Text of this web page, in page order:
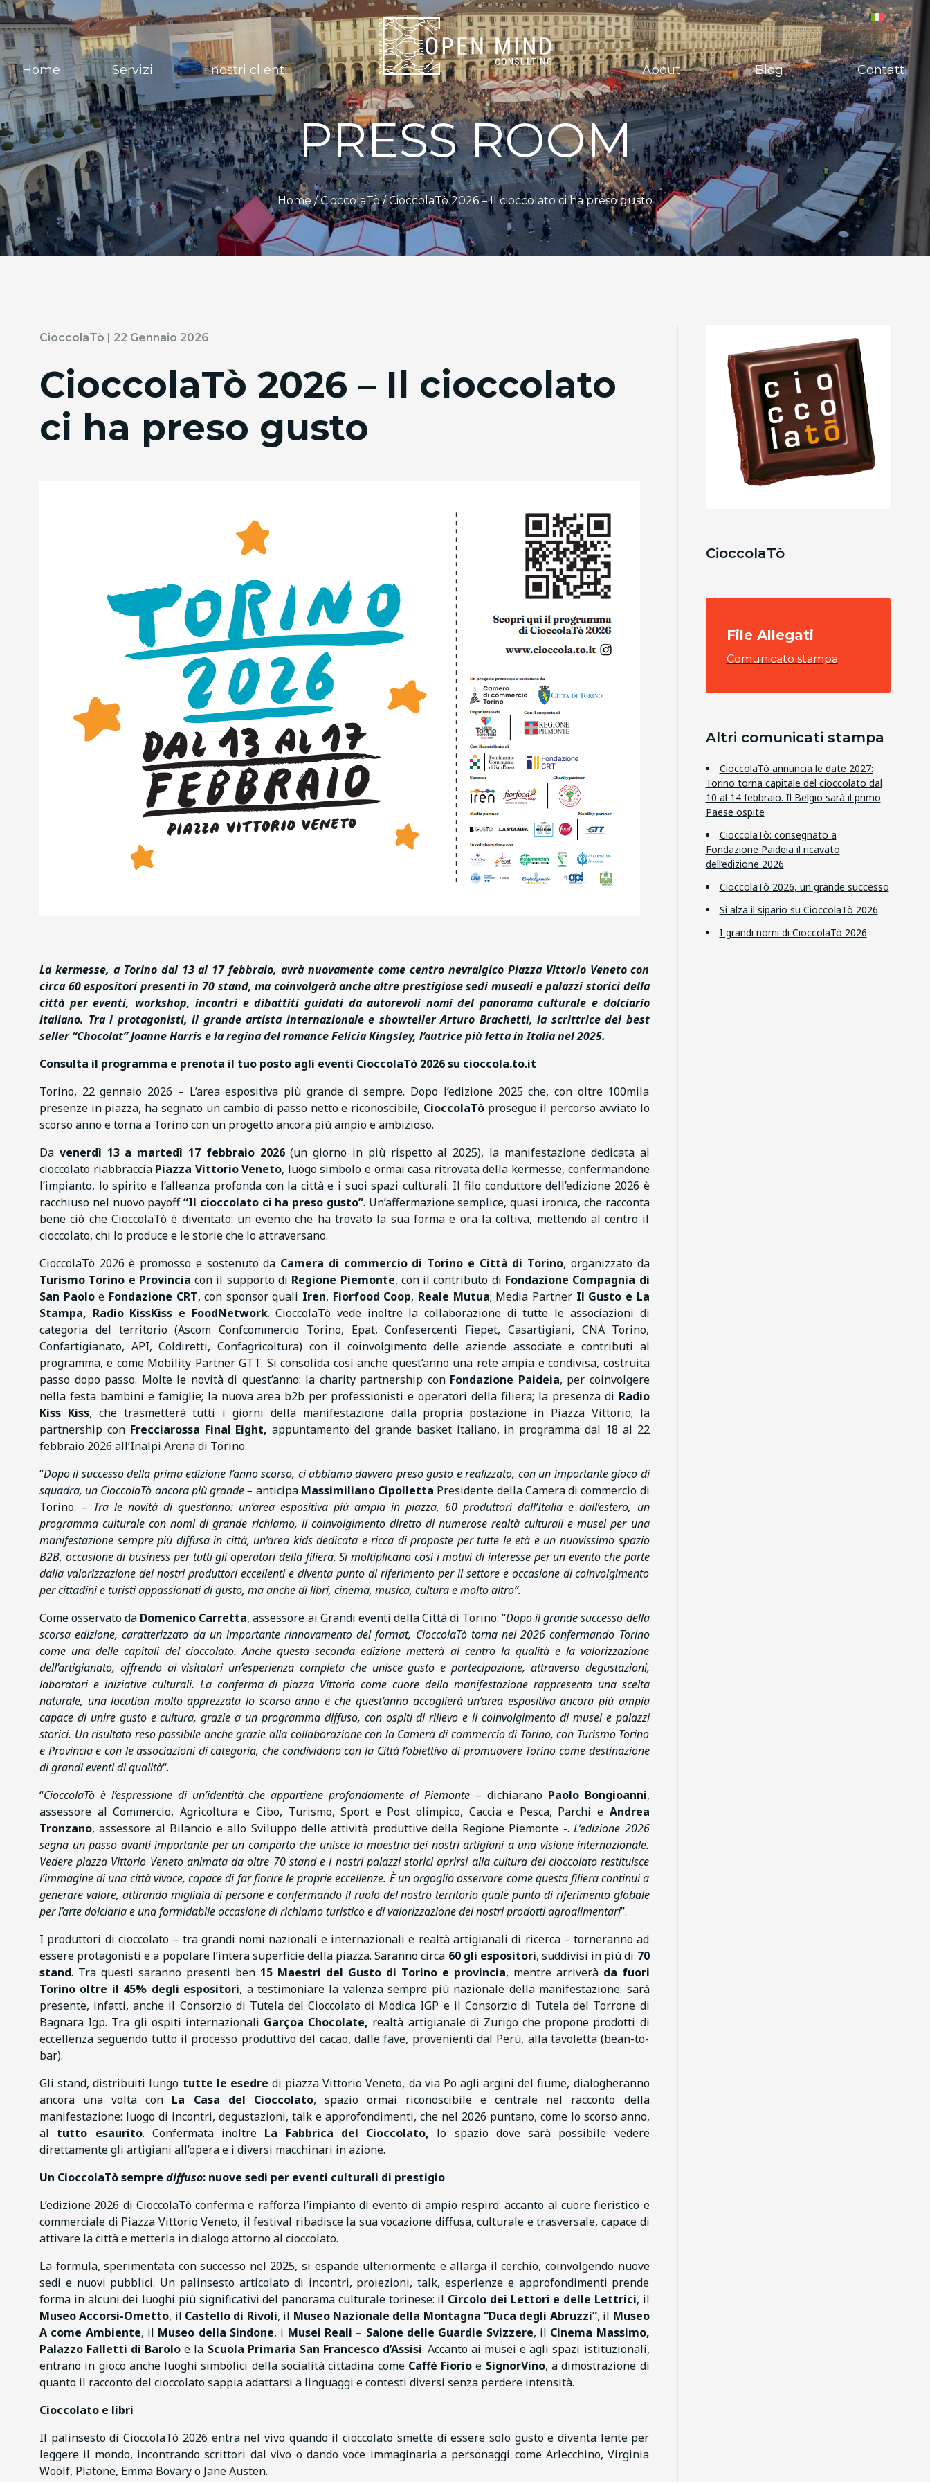
Home Servizi I nostri clienti About Blog Contatti
PRESS ROOM
Home /CioccolaTò/ CioccolaTò 2026 – Il cioccolato ci ha preso gusto
CioccolaTò | 22 Gennaio 2026
CioccolaTò 2026 – Il cioccolato
ci ha preso gusto
La kermesse, a Torino dal 13 al 17 febbraio, avrà nuovamente come centro nevralgico Piazza Vittorio Veneto con
circa 60 espositori presenti in 70 stand, ma coinvolgerà anche altre prestigiose sedi museali e palazzi storici della
città per eventi, workshop, incontri e dibattiti guidati da autorevoli nomi del panorama culturale e dolciario
italiano. Tra i protagonisti, il grande artista internazionale e showteller Arturo Brachetti, la scrittrice del best
seller “Chocolat” Joanne Harris e la regina del romance Felicia Kingsley, l’autrice più letta in Italia nel 2025.
Consulta il programma e prenota il tuo posto agli eventi CioccolaTò 2026 su cioccola.to.it
Torino, 22 gennaio 2026 – L’area espositiva più grande di sempre. Dopo l’edizione 2025 che, con oltre 100mila
presenze in piazza, ha segnato un cambio di passo netto e riconoscibile, CioccolaTòprosegue il percorso avviato lo
scorso anno e torna a Torino con un progetto ancora più ampio e ambizioso.
Da venerdì 13 a martedì 17 febbraio 2026(un giorno in più rispetto al 2025), la manifestazione dedicata al
cioccolato riabbraccia Piazza Vittorio Veneto, luogo simbolo e ormai casa ritrovata della kermesse, confermandone
l’impianto, lo spirito e l’alleanza profonda con la città e i suoi spazi culturali. Il filo conduttore dell’edizione 2026 è
racchiuso nel nuovo payoff“Il cioccolato ci ha preso gusto”. Un’affermazione semplice, quasi ironica, che racconta
bene ciò che CioccolaTò è diventato: un evento che ha trovato la sua forma e ora la coltiva, mettendo al centro il
cioccolato, chi lo produce e le storie che lo attraversano.
CioccolaTò 2026 è promosso e sostenuto da Camera di commercio di Torino e Città di Torino, organizzato da
Turismo Torino e Provincia con il supporto di Regione Piemonte, con il contributo di Fondazione Compagnia di
San Paoloe Fondazione CRT, con sponsor quali Iren, Fiorfood Coop, Reale Mutua; Media Partner Il Gusto e La
Stampa, Radio KissKiss e FoodNetwork. CioccolaTò vede inoltre la collaborazione di tutte le associazioni di
categoria del territorio (Ascom Confcommercio Torino, Epat, Confesercenti Fiepet, Casartigiani, CNA Torino,
Confartigianato, API, Coldiretti, Confagricoltura) con il coinvolgimento delle aziende associate e contributi al
programma, e come Mobility Partner GTT. Si consolida così anche quest’anno una rete ampia e condivisa, costruita
passo dopo passo. Molte le novità di quest’anno: la charity partnership con Fondazione Paideia, per coinvolgere
nella festa bambini e famiglie; la nuova area b2b per professionisti e operatori della filiera; la presenza di Radio
Kiss Kiss, che trasmetterà tutti i giorni della manifestazione dalla propria postazione in Piazza Vittorio; la
partnership con Frecciarossa Final Eight,appuntamento del grande basket italiano, in programma dal 18 al 22
febbraio 2026 all’Inalpi Arena di Torino.
“Dopo il successo della prima edizione l’anno scorso, ci abbiamo davvero preso gusto e realizzato, con un importante gioco di
squadra, un CioccolaTò ancora più grande – anticipa Massimiliano Cipolletta Presidente della Camera di commercio di
Torino. – Tra le novità di quest’anno: un’area espositiva più ampia in piazza, 60 produttori dall’Italia e dall’estero, un
programma culturale con nomi di grande richiamo, il coinvolgimento diretto di numerose realtà culturali e musei per una
manifestazione sempre più diffusa in città, un’area kids dedicata e ricca di proposte per tutte le età e un nuovissimo spazio
B2B, occasione di business per tutti gli operatori della filiera. Si moltiplicano così i motivi di interesse per un evento che parte
dalla valorizzazione dei nostri produttori eccellenti e diventa punto di riferimento per il settore e occasione di coinvolgimento
per cittadini e turisti appassionati di gusto, ma anche di libri, cinema, musica, cultura e molto altro”.
Come osservato da Domenico Carretta, assessore ai Grandi eventi della Città di Torino: “Dopo il grande successo della
scorsa edizione, caratterizzato da un importante rinnovamento del format, CioccolaTò torna nel 2026 confermando Torino
come una delle capitali del cioccolato. Anche questa seconda edizione metterà al centro la qualità e la valorizzazione
dell’artigianato, offrendo ai visitatori un’esperienza completa che unisce gusto e partecipazione, attraverso degustazioni,
laboratori e iniziative culturali. La conferma di piazza Vittorio come cuore della manifestazione rappresenta una scelta
naturale, una location molto apprezzata lo scorso anno e che quest’anno accoglierà un’area espositiva ancora più ampia
capace di unire gusto e cultura, grazie a un programma diffuso, con ospiti di rilievo e il coinvolgimento di musei e palazzi
storici. Un risultato reso possibile anche grazie alla collaborazione con la Camera di commercio di Torino, con Turismo Torino
e Provincia e con le associazioni di categoria, che condividono con la Città l’obiettivo di promuovere Torino come destinazione
di grandi eventi di qualità“.
“CioccolaTò è l’espressione di un’identità che appartiene profondamente al Piemonte– dichiarano Paolo Bongioanni,
assessore al Commercio, Agricoltura e Cibo, Turismo, Sport e Post olimpico, Caccia e Pesca, Parchi e Andrea
Tronzano, assessore al Bilancio e allo Sviluppo delle attività produttive della Regione Piemonte -.L’edizione 2026
segna un passo avanti importante per un comparto che unisce la maestria dei nostri artigiani a una visione internazionale.
Vedere piazza Vittorio Veneto animata da oltre 70 stand e i nostri palazzi storici aprirsi alla cultura del cioccolato restituisce
l’immagine di una città vivace, capace di far fiorire le proprie eccellenze. È un orgoglio osservare come questa filiera continui a
generare valore, attirando migliaia di persone e confermando il ruolo del nostro territorio quale punto di riferimento globale
per l’arte dolciaria e una formidabile occasione di richiamo turistico e di valorizzazione dei nostri prodotti agroalimentari”.
I produttori di cioccolato – tra grandi nomi nazionali e internazionali e realtà artigianali di ricerca – torneranno ad
essere protagonisti e a popolare l’intera superficie della piazza. Saranno circa 60 gli espositori, suddivisi in più di 70
stand. Tra questi saranno presenti ben 15 Maestri del Gusto di Torino e provincia, mentre arriverà da fuori
Torino oltre il 45% degli espositori, a testimoniare la valenza sempre più nazionale della manifestazione: sarà
presente, infatti, anche il Consorzio di Tutela del Cioccolato di Modica IGP e il Consorzio di Tutela del Torrone di
Bagnara Igp. Tra gli ospiti internazionali Garçoa Chocolate, realtà artigianale di Zurigo che propone prodotti di
eccellenza seguendo tutto il processo produttivo del cacao, dalle fave, provenienti dal Perù, alla tavoletta (bean-to-
bar).
Gli stand, distribuiti lungo tutte le esedre di piazza Vittorio Veneto, da via Po agli argini del fiume, dialogheranno
ancora una volta con La Casa del Cioccolato, spazio ormai riconoscibile e centrale nel racconto della
manifestazione: luogo di incontri, degustazioni, talk e approfondimenti, che nel 2026 puntano, come lo scorso anno,
al tutto esaurito. Confermata inoltre La Fabbrica del Cioccolato, lo spazio dove sarà possibile vedere
direttamente gli artigiani all’opera e i diversi macchinari in azione.
Un CioccolaTò sempre diffuso: nuove sedi per eventi culturali di prestigio
L’edizione 2026 di CioccolaTò conferma e rafforza l’impianto di evento di ampio respiro: accanto al cuore fieristico e
commerciale di Piazza Vittorio Veneto, il festival ribadisce la sua vocazione diffusa, culturale e trasversale, capace di
attivare la città e metterla in dialogo attorno al cioccolato.
La formula, sperimentata con successo nel 2025, si espande ulteriormente e allarga il cerchio, coinvolgendo nuove
sedi e nuovi pubblici. Un palinsesto articolato di incontri, proiezioni, talk, esperienze e approfondimenti prende
forma in alcuni dei luoghi più significativi del panorama culturale torinese: il Circolo dei Lettori e delle Lettrici, il
Museo Accorsi-Ometto, il Castello di Rivoli, il Museo Nazionale della Montagna “Duca degli Abruzzi”, il Museo
A come Ambiente, il Museo della Sindone, i Musei Reali – Salone delle Guardie Svizzere, il Cinema Massimo,
Palazzo Falletti di Baroloe la Scuola Primaria San Francesco d’Assisi. Accanto ai musei e agli spazi istituzionali,
entrano in gioco anche luoghi simbolici della socialità cittadina come Caffè Fiorio e SignorVino, a dimostrazione di
quanto il racconto del cioccolato sappia adattarsi a linguaggi e contesti diversi senza perdere intensità.
Cioccolato e libri
Il palinsesto di CioccolaTò 2026 entra nel vivo quando il cioccolato smette di essere solo gusto e diventa lente per
leggere il mondo, incontrando scrittori dal vivo o dando voce immaginaria a personaggi come Arlecchino, Virginia
Woolf, Platone, Emma Bovary o Jane Austen.
CioccolaTò
File Allegati
Comunicato stampa
Altri comunicati stampa
CioccolaTò annuncia le date 2027:
Torino torna capitale del cioccolato dal
10 al 14 febbraio. Il Belgio sarà il primo
Paese ospite
CioccolaTò: consegnato a
Fondazione Paideia il ricavato
dell’edizione 2026
CioccolaTò 2026, un grande successo
Si alza il sipario su CioccolaTò 2026
I grandi nomi di CioccolaTò 2026